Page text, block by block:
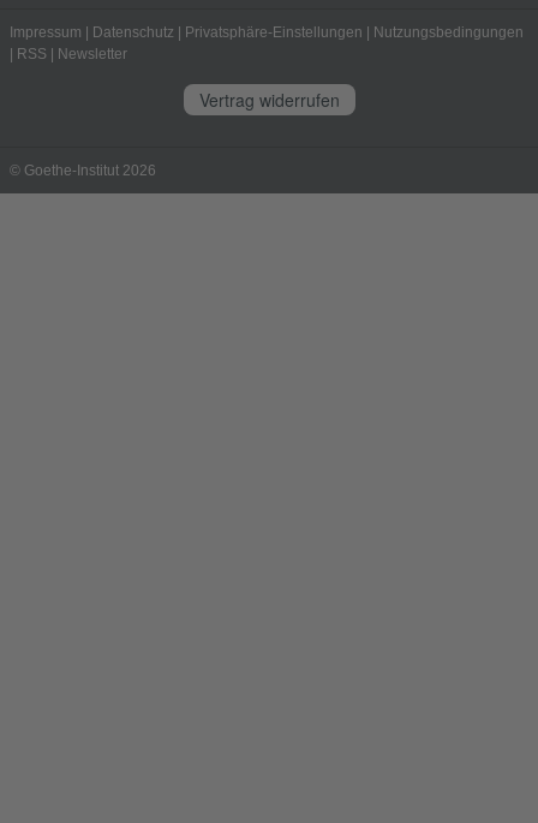
Impressum | Datenschutz | Privatsphäre-Einstellungen | Nutzungsbedingungen
| RSS | Newsletter
Vertrag widerrufen
© Goethe-Institut 2026